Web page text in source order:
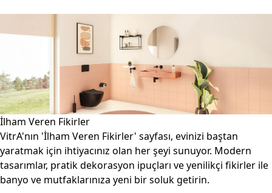
İlham Veren Fikirler
VitrA'nın 'İlham Veren Fikirler' sayfası, evinizi baştan
yaratmak için ihtiyacınız olan her şeyi sunuyor. Modern
tasarımlar, pratik dekorasyon ipuçları ve yenilikçi fikirler ile
banyo ve mutfaklarınıza yeni bir soluk getirin.